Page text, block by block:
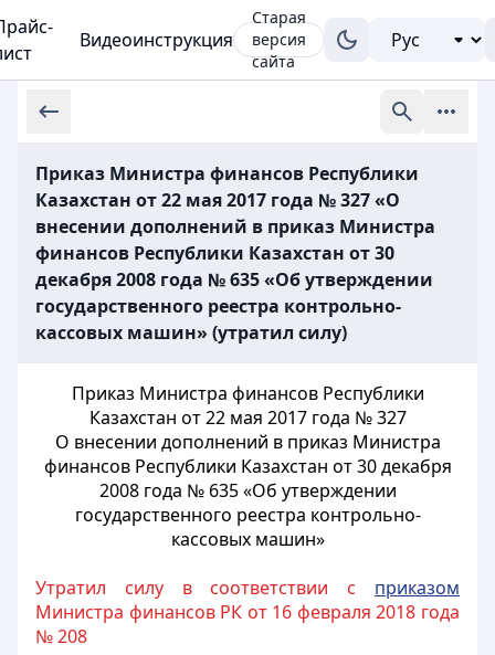
Видеоинструкция
Старая
версия
сайта
Приказ Министра финансов Республики
Казахстан от 22 мая 2017 года № 327 «О
внесении дополнений в приказ Министра
финансов Республики Казахстан от 30
декабря 2008 года № 635 «Об утверждении
государственного реестра контрольно-
кассовых машин» (утратил силу)
Приказ Министра финансов Республики
Казахстан от 22 мая 2017 года № 327
О внесении дополнений в приказ Министра
финансов Республики Казахстан от 30 декабря
2008 года № 635 «Об утверждении
государственного реестра контрольно-
кассовых машин»
Утратил силу в соответствии с приказом
Министра финансов РК от 16 февраля 2018 года
№ 208